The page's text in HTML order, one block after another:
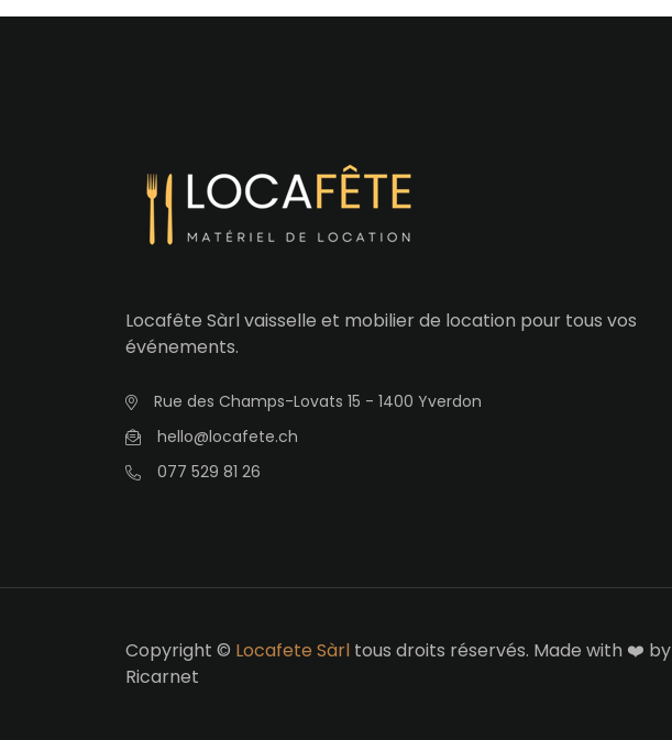
Locafête Sàrl vaisselle et mobilier de location pour tous vos
événements.
Rue des Champs-Lovats 15 - 1400 Yverdon
hello@locafete.ch
077 529 81 26
Copyright © Locafete Sàrl tous droits réservés. Made with ❤️ by
Ricarnet